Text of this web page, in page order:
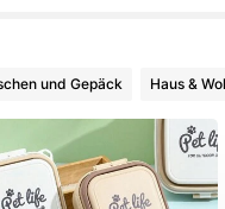
und Gepäck Haus &